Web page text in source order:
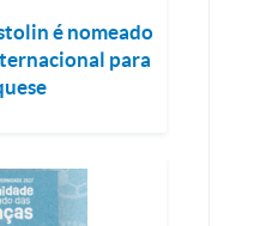
é nomeado
para